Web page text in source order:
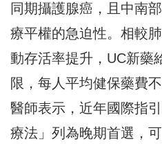
同期攝護腺癌，且中南
療平權的急迫性。相較
動存活率提升，UC新藥
限，每人平均健保藥費
醫師表示，近年國際指
療法」列為晚期首選，